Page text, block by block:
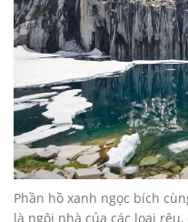
Phần hồ xanh ngọc bích
là ngôi nhà của các loại